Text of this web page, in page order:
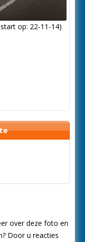
op: 22-11-14)
over deze foto en
Door u reacties